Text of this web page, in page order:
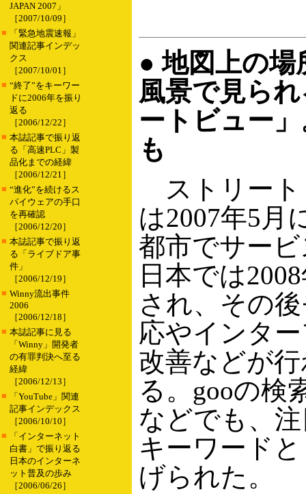
JAPAN 2007」
［2007/10/09］
■
「緊急地震速報」
関連記事インデッ
クス
［2007/10/01］
■ “終了”をキーワー
ドに2006年を振り
返る
［2006/12/22］
■ 本誌記事で振り返
る「高速PLC」製
品化までの経緯
［2006/12/21］
■ “進化”を続けるス
パイウェアの手口
を再確認
［2006/12/20］
■ 本誌記事で振り返
る「ライブドア事
件」
［2006/12/19］
■ Winny流出事件
2006
［2006/12/18］
■ 本誌記事に見る
「Winny」開発者
の有罪判決へ至る
経緯
［2006/12/13］
■
「YouTube」関連
記事インデックス
［2006/10/10］
■
「インターネット
白書」で振り返る
日本のインターネ
ット普及の歩み
［2006/06/26］
● 地図上の場
風景で見ら
ートビュー
も
ストリート
は2007年5月
都市でサー
日本では
され、その
応やインタ
改善などが
る。gooの検
などでも、
キーワード
げられた。